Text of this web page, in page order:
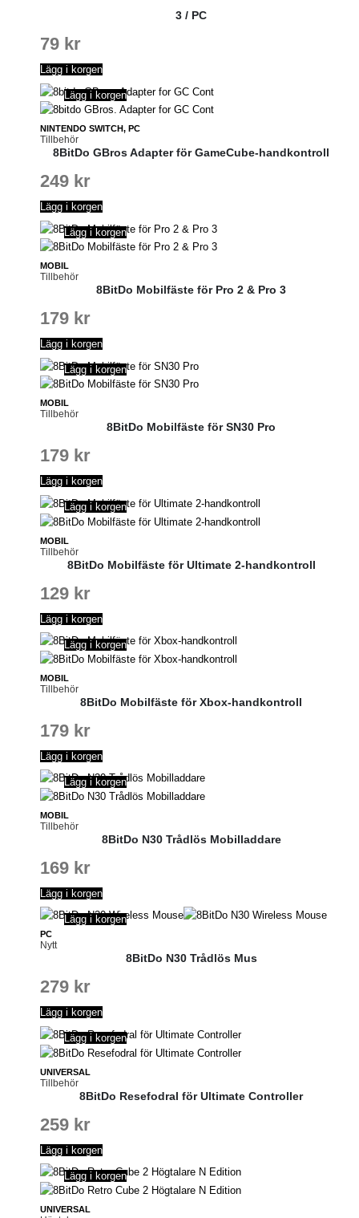
3 / PC
79 kr
Lägg i korgen
NINTENDO SWITCH, PC
Tillbehör
Lägg i korgen
8BitDo GBros Adapter för GameCube-handkontroll
249 kr
Lägg i korgen
MOBIL
Tillbehör
Lägg i korgen
8BitDo Mobilfäste för Pro 2 & Pro 3
179 kr
Lägg i korgen
MOBIL
Tillbehör
Lägg i korgen
8BitDo Mobilfäste för SN30 Pro
179 kr
Lägg i korgen
MOBIL
Tillbehör
Lägg i korgen
8BitDo Mobilfäste för Ultimate 2-handkontroll
129 kr
Lägg i korgen
MOBIL
Tillbehör
Lägg i korgen
8BitDo Mobilfäste för Xbox-handkontroll
179 kr
Lägg i korgen
MOBIL
Tillbehör
Lägg i korgen
8BitDo N30 Trådlös Mobilladdare
169 kr
Lägg i korgen
PC
Nytt
Lägg i korgen
8BitDo N30 Trådlös Mus
279 kr
Lägg i korgen
UNIVERSAL
Tillbehör
Lägg i korgen
8BitDo Resefodral för Ultimate Controller
259 kr
Lägg i korgen
UNIVERSAL
Lägg i korgen